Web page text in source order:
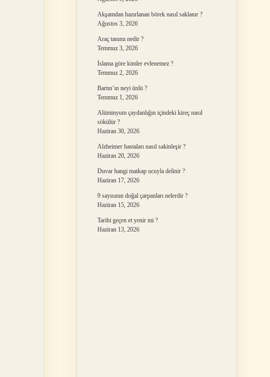
Akşamdan hazırlanan börek nasıl saklanır ?
Ağustos 3, 2026
Araç tanımı nedir ?
Temmuz 3, 2026
İslama göre kimler evlenemez ?
Temmuz 2, 2026
Bartın’ın neyi ünlü ?
Temmuz 1, 2026
Alüminyum çaydanlığın içindeki kireç nasıl
sökülür ?
Haziran 30, 2026
Alzheimer hastaları nasıl sakinleşir ?
Haziran 20, 2026
Duvar hangi matkap ucuyla delinir ?
Haziran 17, 2026
9 sayısının doğal çarpanları nelerdir ?
Haziran 15, 2026
Tarihi geçen et yenir mi ?
Haziran 13, 2026